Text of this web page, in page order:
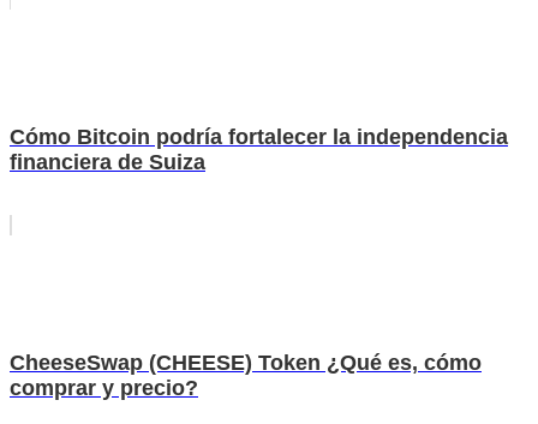
Cómo Bitcoin podría fortalecer la independencia
financiera de Suiza
CheeseSwap (CHEESE) Token ¿Qué es, cómo
comprar y precio?